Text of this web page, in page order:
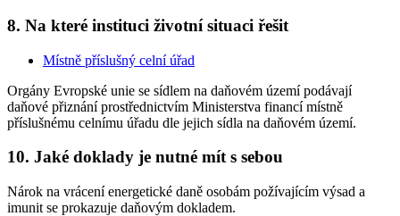
8. Na které instituci životní situaci řešit
Místně příslušný celní úřad
Orgány Evropské unie se sídlem na daňovém území podávají
daňové přiznání prostřednictvím Ministerstva financí místně
příslušnému celnímu úřadu dle jejich sídla na daňovém území.
10. Jaké doklady je nutné mít s sebou
Nárok na vrácení energetické daně osobám požívajícím výsad a
imunit se prokazuje daňovým dokladem.